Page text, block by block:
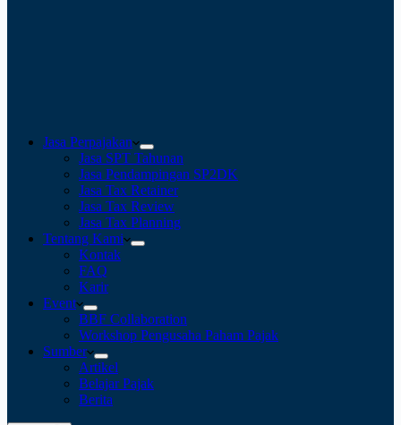
Jasa Perpajakan
Jasa SPT Tahunan
Jasa Pendampingan SP2DK
Jasa Tax Retainer
Jasa Tax Review
Jasa Tax Planning
Tentang Kami
Kontak
FAQ
Karir
Event
BBF Collaboration
Workshop Pengusaha Paham Pajak
Sumber
Artikel
Belajar Pajak
Berita